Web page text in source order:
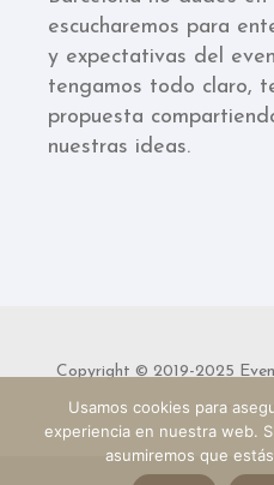
escucharemos para
y expectativas del
tengamos todo claro,
propuesta
nuestras ideas.
Copyright © 2019-2025
-Política de
Usamos cookies para
experiencia en nuestra web.
asumiremos que